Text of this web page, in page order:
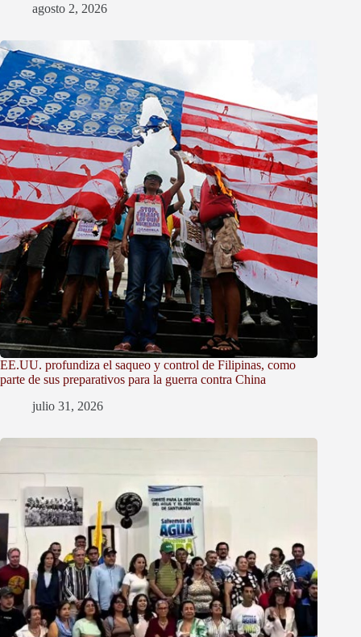
agosto 2, 2026
EE.UU. profundiza el saqueo y control de Filipinas, como
parte de sus preparativos para la guerra contra China
julio 31, 2026